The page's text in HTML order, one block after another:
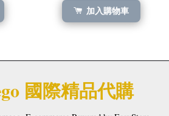
加入購物車
國際精品代購